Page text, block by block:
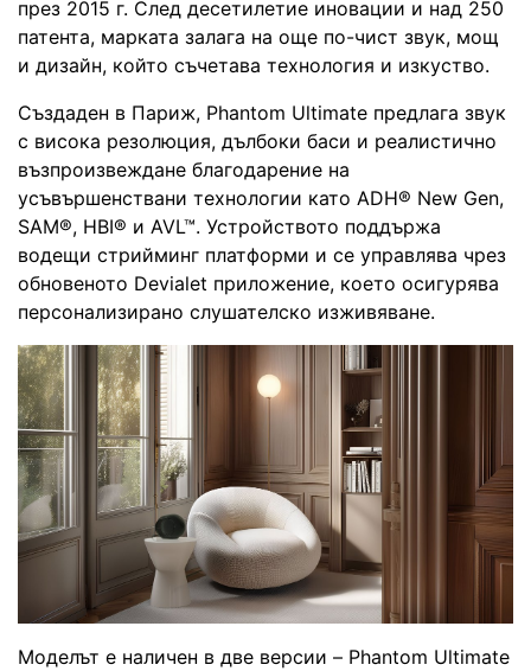
през 2015 г. След десетилетие иновации и над 250
патента, марката залага на още по-чист звук, мощ
и дизайн, който съчетава технология и изкуство.
Създаден в Париж, Phantom Ultimate предлага звук
с висока резолюция, дълбоки баси и реалистично
възпроизвеждане благодарение на
усъвършенствани технологии като ADH® New Gen,
SAM®, HBI® и AVL™. Устройството поддържа
водещи стрийминг платформи и се управлява чрез
обновеното Devialet приложение, което осигурява
персонализирано слушателско изживяване.
Моделът е наличен в две версии – Phantom Ultimate